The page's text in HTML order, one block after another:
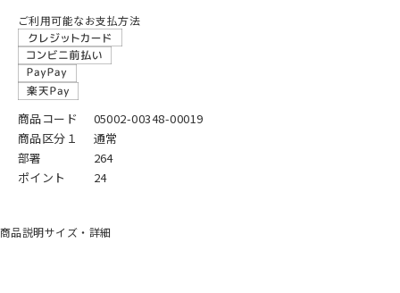
ご利用可能なお支払方法
商品コード
05002-00348-00019
商品区分１
通常
部署
264
ポイント
24
商品説明サイズ・詳細